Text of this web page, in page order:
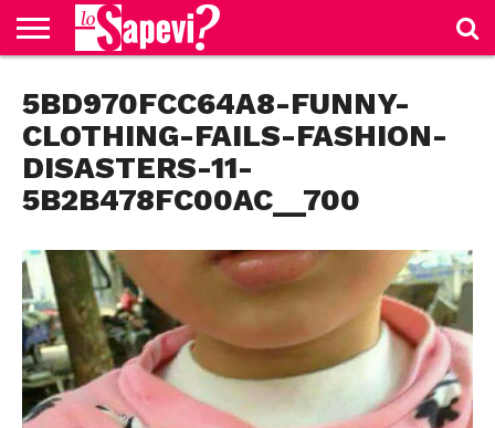
BENESSERE
GOSSIP
PRODOTTI
AMAZON
NEWS
CASA E
CUCINA
5BD970FCC64A8-FUNNY-
CLOTHING-FAILS-FASHION-
DISASTERS-11-
5B2B478FC00AC__700